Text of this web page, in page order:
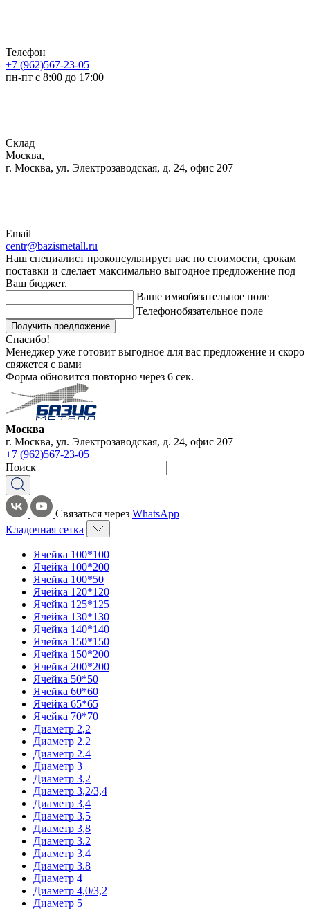
Телефон
+7 (962)567-23-05
пн-пт с 8:00 до 17:00
Склад
Москва,
г. Москва, ул. Электрозаводская, д. 24, офис 207
Email
centr@bazismetall.ru
Наш специалист проконсультирует вас по стоимости, срокам
поставки и сделает максимально выгодное предложение под
Ваш бюджет.
Ваше имяобязательное поле
Телефонобязательное поле
Получить предложение
Спасибо!
Менеджер уже готовит выгодное для вас предложение и скоро
свяжется с вами
Форма обновится повторно через 6 сек.
Москва
г. Москва, ул. Электрозаводская, д. 24, офис 207
+7 (962)567-23-05
Поиск
Связаться через WhatsApp
Кладочная сетка
Ячейка 100*100
Ячейка 100*200
Ячейка 100*50
Ячейка 120*120
Ячейка 125*125
Ячейка 130*130
Ячейка 140*140
Ячейка 150*150
Ячейка 150*200
Ячейка 200*200
Ячейка 50*50
Ячейка 60*60
Ячейка 65*65
Ячейка 70*70
Диаметр 2,2
Диаметр 2.2
Диаметр 2.4
Диаметр 3
Диаметр 3,2
Диаметр 3,2/3,4
Диаметр 3,4
Диаметр 3,5
Диаметр 3,8
Диаметр 3.2
Диаметр 3.4
Диаметр 3.8
Диаметр 4
Диаметр 4,0/3,2
Диаметр 5